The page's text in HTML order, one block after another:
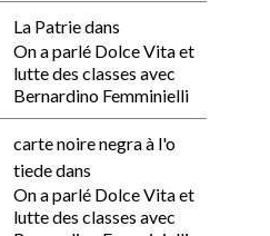
La Patriedans
On a parlé Dolce Vita et
lutte des classes avec
Bernardino Femminielli
carte noire negra à l'o
tiededans
On a parlé Dolce Vita et
lutte des classes avec